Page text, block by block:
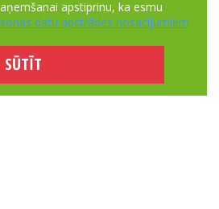
apstiprinu, ka esmu
datu apstrādes nosacījumiem